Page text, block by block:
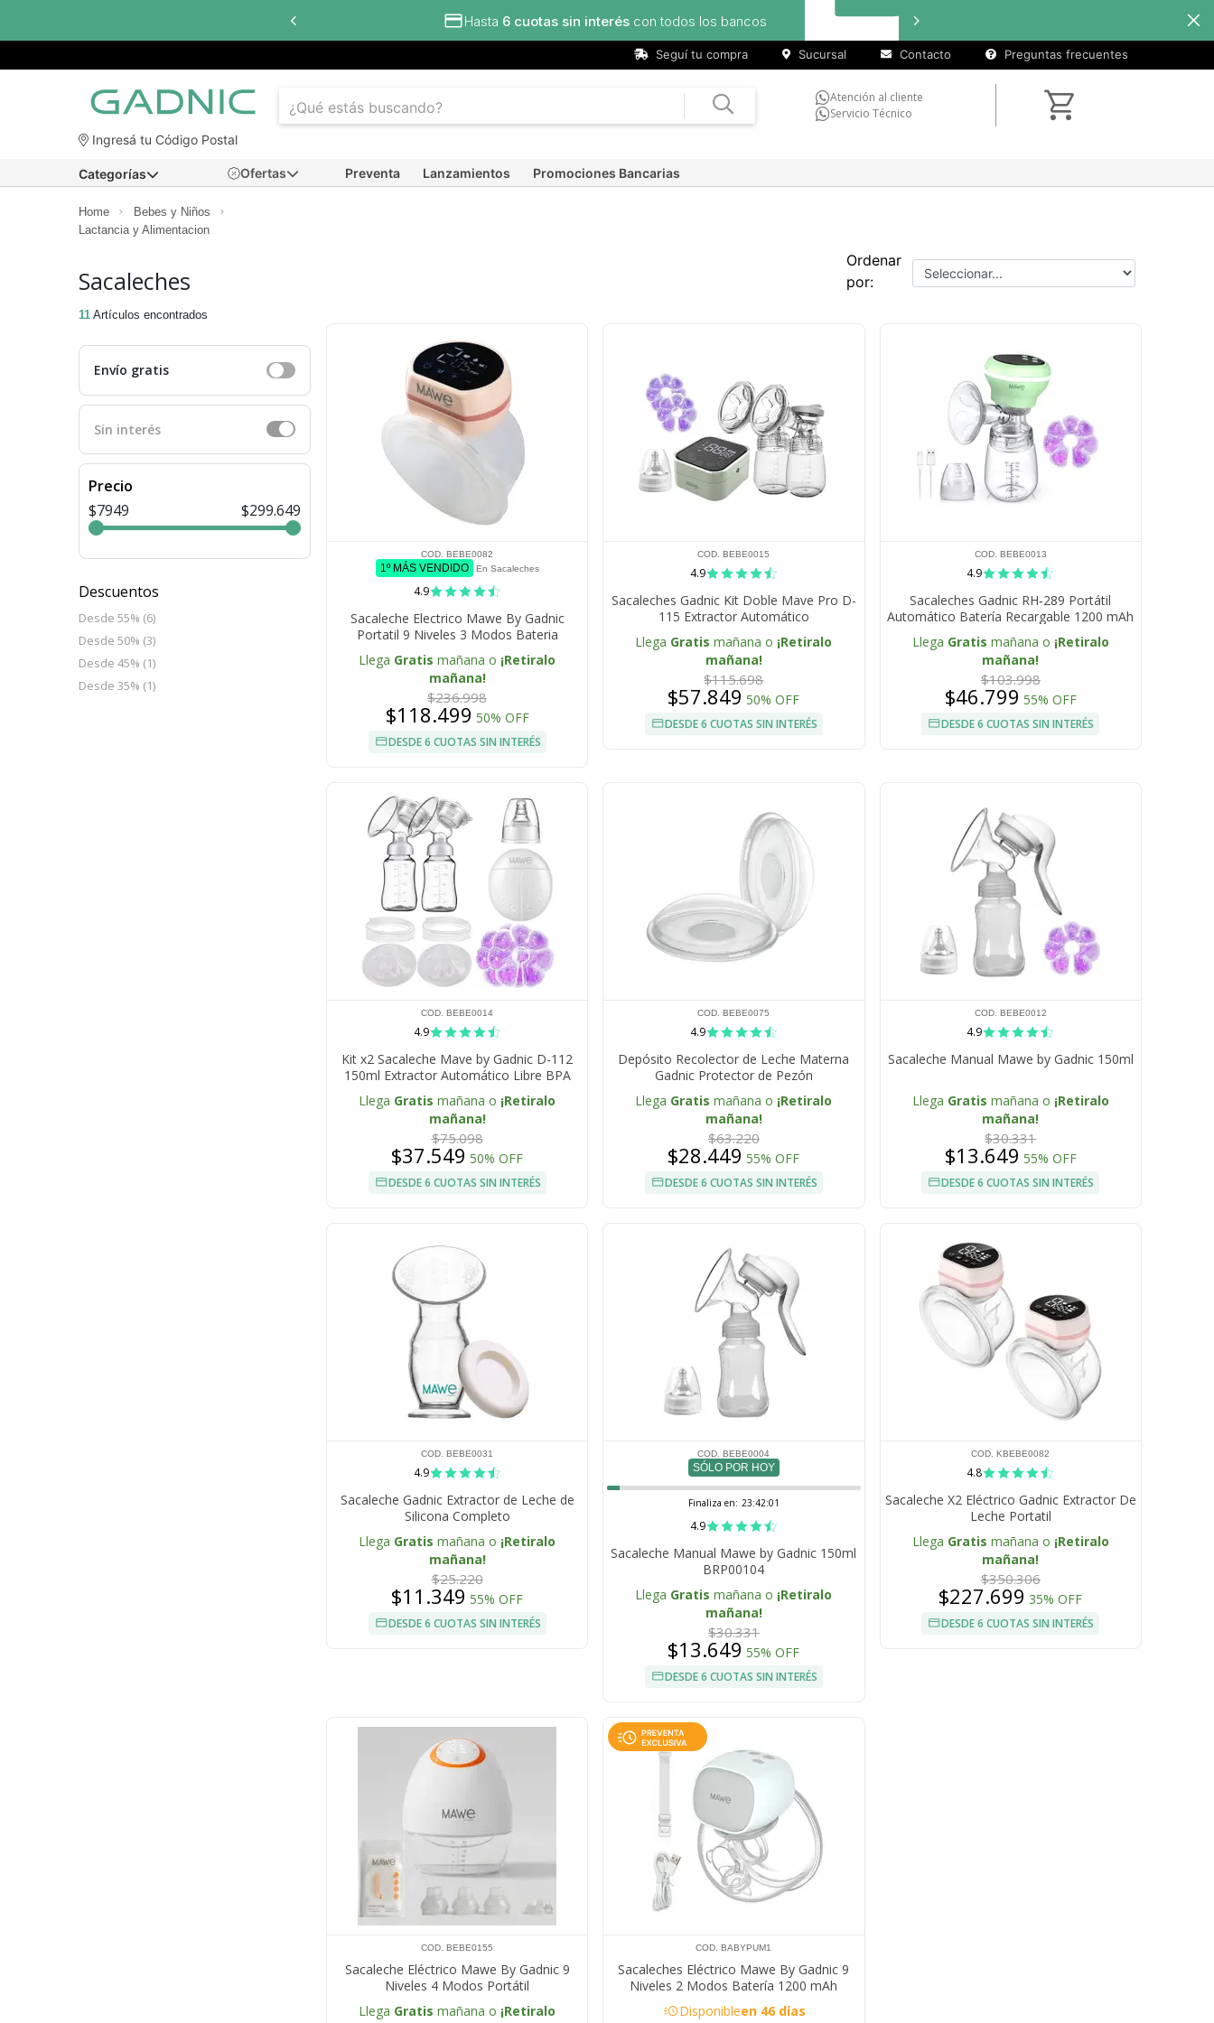
seleccionados
Hasta
Seguí tu compra Sucursal Contacto Preguntas frecuentes
Atención al cliente
Servicio Técnico
Ingresá tu Código Postal
Ofertas Preventa Lanzamientos Promociones Bancarias
Categorías
Home
Bebes y Niños
Lactancia y Alimentacion
Sacaleches
11 Artículos encontrados
Envío gratis
Sin interés
Precio
$7949
$299.649
Descuentos
Desde 55% (6)
Desde 50% (3)
Desde 45% (1)
Desde 35% (1)
Ordenar
por:
COD. BEBE0082
1º MÁS VENDIDO En Sacaleches
4.9
Sacaleche Electrico Mawe By Gadnic
Portatil 9 Niveles 3 Modos Bateria
800mAh Pantalla LED Succion 300mmHg
Llega Gratis mañana o ¡Retiralo
mañana!
$236.998
$118.499 50% OFF
DESDE 6 CUOTAS SIN INTERÉS
COD. BEBE0015
4.9
Sacaleches Gadnic Kit Doble Mave Pro D-
115 Extractor Automático
Llega Gratis mañana o ¡Retiralo
mañana!
$115.698
$57.849 50% OFF
DESDE 6 CUOTAS SIN INTERÉS
COD. BEBE0013
4.9
Sacaleches Gadnic RH‑289 Portátil
Automático Batería Recargable 1200 mAh
Libre de BPA Intensidad Ajustable
Llega Gratis mañana o ¡Retiralo
mañana!
$103.998
$46.799 55% OFF
DESDE 6 CUOTAS SIN INTERÉS
COD. BEBE0014
4.9
Kit x2 Sacaleche Mave by Gadnic D-112
150ml Extractor Automático Libre BPA
Llega Gratis mañana o ¡Retiralo
mañana!
$75.098
$37.549 50% OFF
DESDE 6 CUOTAS SIN INTERÉS
COD. BEBE0075
4.9
Depósito Recolector de Leche Materna
Gadnic Protector de Pezón
Llega Gratis mañana o ¡Retiralo
mañana!
$63.220
$28.449 55% OFF
DESDE 6 CUOTAS SIN INTERÉS
COD. BEBE0012
4.9
Sacaleche Manual Mawe by Gadnic 150ml
Llega Gratis mañana o ¡Retiralo
mañana!
$30.331
$13.649 55% OFF
DESDE 6 CUOTAS SIN INTERÉS
COD. BEBE0031
4.9
Sacaleche Gadnic Extractor de Leche de
Silicona Completo
Llega Gratis mañana o ¡Retiralo
mañana!
$25.220
$11.349 55% OFF
DESDE 6 CUOTAS SIN INTERÉS
COD. BEBE0004
SÓLO POR HOY
Finaliza en: 23:42:00
4.9
Sacaleche Manual Mawe by Gadnic 150ml
BRP00104
Llega Gratis mañana o ¡Retiralo
mañana!
$30.331
$13.649 55% OFF
DESDE 6 CUOTAS SIN INTERÉS
COD. KBEBE0082
4.8
Sacaleche X2 Eléctrico Gadnic Extractor De
Leche Portatil
Llega Gratis mañana o ¡Retiralo
mañana!
$350.306
$227.699 35% OFF
DESDE 6 CUOTAS SIN INTERÉS
COD. BEBE0155
Sacaleche Eléctrico Mawe By Gadnic 9
Niveles 4 Modos Portátil
Llega Gratis mañana o ¡Retiralo
COD. BABYPUM1
Sacaleches Eléctrico Mawe By Gadnic 9
Niveles 2 Modos Batería 1200 mAh
Succión 280 mmHg
acuteDisponibleen 46 días